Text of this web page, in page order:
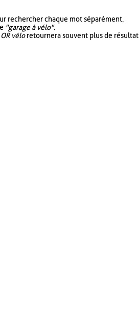
rechercher chaque mot séparément.
"garage à vélo".
véloretournera souvent plus de résultat